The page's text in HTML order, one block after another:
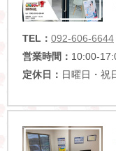
TEL： 092-606-6644
営業時間： 10:00-
定休日： 日曜日・祝